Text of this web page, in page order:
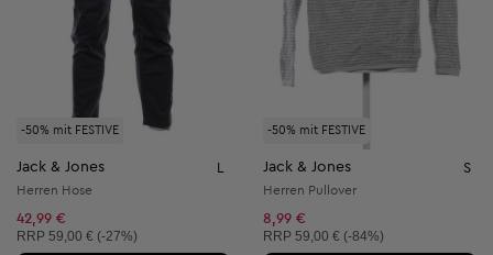
-50% mit FESTIVE
Jack & Jones L
Herren Hose
42,99 €
Unverbindliche Preisempfehlung:
RRP 59,00 € (-27%)
-50% mit FESTIVE
Jack & Jones S
Herren Pullover
8,99 €
Unverbindliche Preisempfehlung:
RRP 59,00 € (-84%)